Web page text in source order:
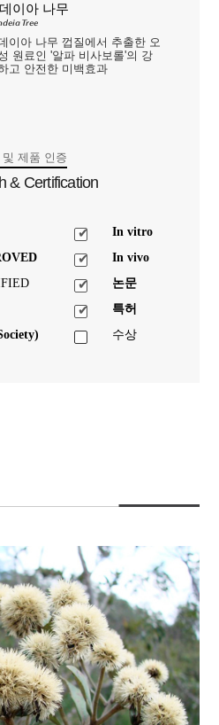
이아 나무
Tree
이아 나무 껍질에서 추출한 오
원료인 '알파 비사보롤'의 강
고 안전한 미백효과
및 제품 인증
& Certification
In vitro
In vivo
논문
특허
수상